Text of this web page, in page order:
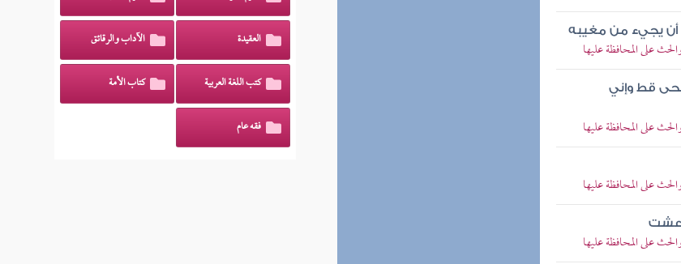
أن يجيء من مغيبه
على المحافظة عليها
قط وإني
على المحافظة عليها
على المحافظة عليها
عشت
على المحافظة عليها
العقيدة الآداب والرقائق
كتب اللغة العربية كتاب الأمة
فقه عام